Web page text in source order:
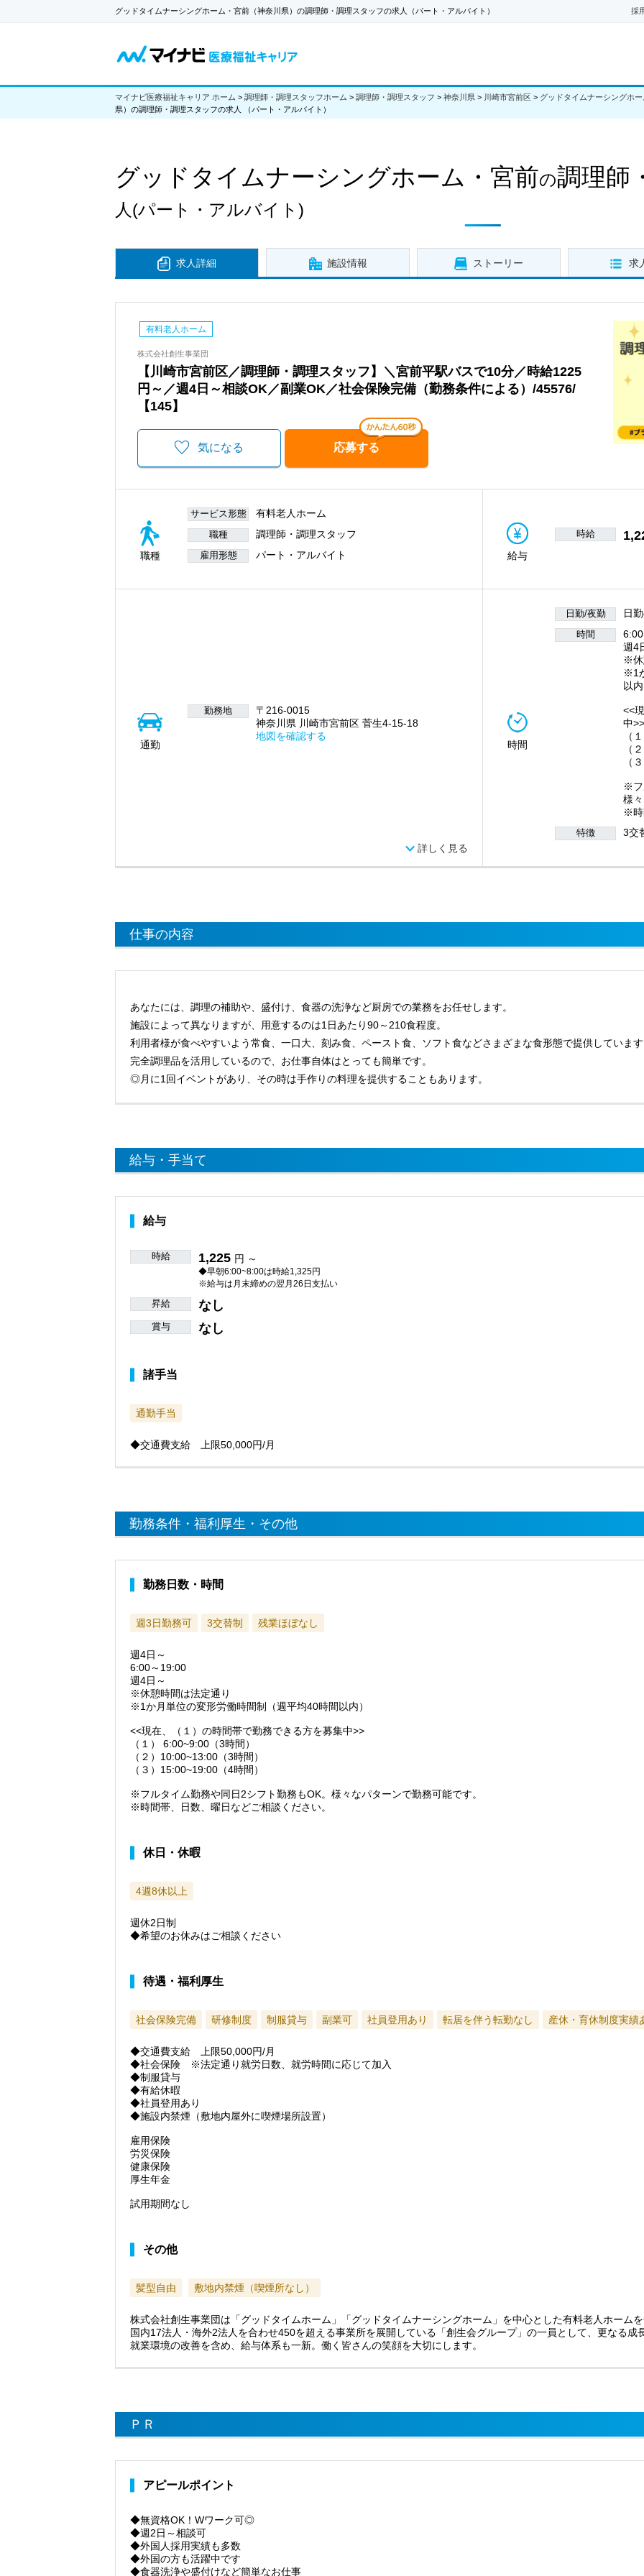
グッドタイムナーシングホーム・宮前（神奈川県）の調理師・調理スタッフの求人（パート・アルバイト） 採
マイナビ医療福祉キャリア ホーム > 調理師・調理スタッフホーム > 調理師・調理スタッフ > 神奈川県 > 川崎市宮前区 > グッドタイムナーシングホ
県）の調理師・調理スタッフの求人 （パート・アルバイト）
グッドタイムナーシングホーム・宮前の調理師
人 (パート・アルバイト)
求人詳細 施設情報 ストーリー 求
有料老人ホーム
株式会社創生事業団
【川崎市宮前区／調理師・調理スタッフ】＼宮前平駅バスで10分／時給1225
円～／週4日～相談OK／副業OK／社会保険完備（勤務条件による）/45576/
【145】
気になる 応募する
職種
サービス形態 有料老人ホーム
職種 調理師・調理スタッフ
雇用形態 パート・アルバイト 給与
時給
通勤
勤務地
〒216-0015
神奈川県 川崎市宮前区 菅生4-15-18
地図を確認する
詳しく見る
時間
日勤/夜勤 日
時間
週4
※休
※1
以
<<
中>>
（
（
（
※フ
様
※時
特徴 3交
仕事の内容
あなたには、調理の補助や、盛付け、食器の洗浄など厨房での業務をお任せします。
施設によって異なりますが、用意するのは1日あたり90～210食程度。
利用者様が食べやすいよう常食、一口大、刻み食、ペースト食、ソフト食などさまざまな食形態で提供していま
完全調理品を活用しているので、お仕事自体はとっても簡単です。
◎月に1回イベントがあり、その時は手作りの料理を提供することもあります。
給与・手当て
給与
時給 1,225 円 ～
◆早朝6:00~8:00は時給1,325円
※給与は月末締めの翌月26日支払い
昇給 なし
賞与 なし
諸手当
通勤手当
◆交通費支給 上限50,000円/月
勤務条件・福利厚生・その他
勤務日数・時間
週3日勤務可 3交替制 残業ほぼなし
週4日～
6:00～19:00
週4日～
※休憩時間は法定通り
※1か月単位の変形労働時間制（週平均40時間以内）
<<現在、（１）の時間帯で勤務できる方を募集中>>
（１） 6:00~9:00（3時間）
（２）10:00~13:00（3時間）
（３）15:00~19:00（4時間）
※フルタイム勤務や同日2シフト勤務もOK。様々なパターンで勤務可能です。
※時間帯、日数、曜日などご相談ください。
休日・休暇
4週8休以上
週休2日制
◆希望のお休みはご相談ください
待遇・福利厚生
社会保険完備 研修制度 制服貸与 副業可 社員登用あり 転居を伴う転勤なし 産休・育休制度実績
◆交通費支給 上限50,000円/月
◆社会保険 ※法定通り就労日数、就労時間に応じて加入
◆制服貸与
◆有給休暇
◆社員登用あり
◆施設内禁煙（敷地内屋外に喫煙場所設置）
雇用保険
労災保険
健康保険
厚生年金
試用期間なし
その他
髪型自由 敷地内禁煙（喫煙所なし）
株式会社創生事業団は「グッドタイムホーム」「グッドタイムナーシングホーム」を中心とした有料老人ホーム
国内17法人・海外2法人を合わせ450を超える事業所を展開している「創生会グループ」の一員として、更なる成
就業環境の改善を含め、給与体系も一新。働く皆さんの笑顔を大切にします。
ＰＲ
アピールポイント
◆無資格OK！Wワーク可◎
◆週2日～相談可
◆外国人採用実績も多数
◆外国の方も活躍中です
◆食器洗浄や盛付けなど簡単なお仕事